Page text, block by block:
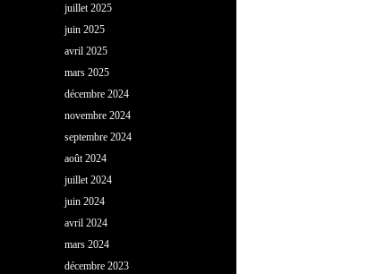
juillet 2025
juin 2025
avril 2025
mars 2025
décembre 2024
novembre 2024
septembre 2024
août 2024
juillet 2024
juin 2024
avril 2024
mars 2024
décembre 2023